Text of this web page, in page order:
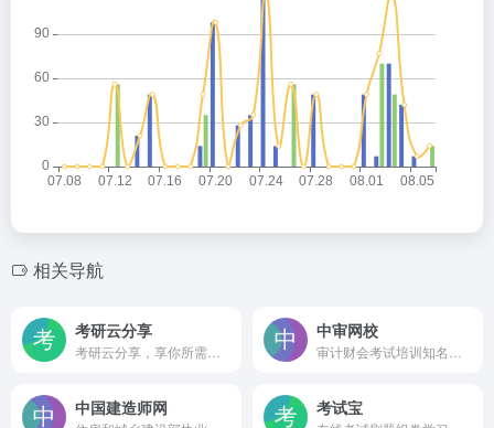
相关导航
考研云分享 中审网校
中国建造师网 考试宝